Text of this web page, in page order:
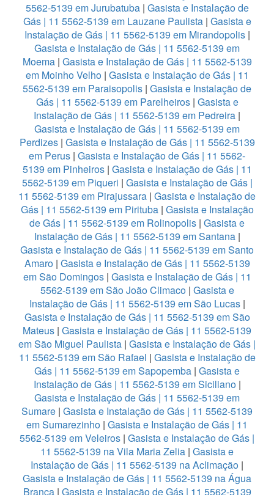
5562-5139 em Jurubatuba| Gasista e Instalação de
Gás | 11 5562-5139 em Lauzane Paulista | Gasista e
Instalação de Gás | 11 5562-5139 em Mirandopolis|
Gasista e Instalação de Gás | 11 5562-5139 em
Moema| Gasista e Instalação de Gás | 11 5562-5139
em Moinho Velho | Gasista e Instalação de Gás | 11
5562-5139 em Paraisopolis | Gasista e Instalação de
Gás | 11 5562-5139 em Parelheiros| Gasista e
Instalação de Gás | 11 5562-5139 em Pedreira |
Gasista e Instalação de Gás | 11 5562-5139 em
Perdizes| Gasista e Instalação de Gás | 11 5562-5139
em Perus | Gasista e Instalação de Gás | 11 5562-
5139 em Pinheiros| Gasista e Instalação de Gás | 11
5562-5139 em Piqueri | Gasista e Instalação de Gás |
11 5562-5139 em Pirajussara | Gasista e Instalação de
Gás | 11 5562-5139 em Pirituba| Gasista e Instalação
de Gás | 11 5562-5139 em Rolinopolis | Gasista e
Instalação de Gás | 11 5562-5139 em Santana|
Gasista e Instalação de Gás | 11 5562-5139 em Santo
Amaro| Gasista e Instalação de Gás | 11 5562-5139
em São Domingos| Gasista e Instalação de Gás | 11
5562-5139 em São João Climaco| Gasista e
Instalação de Gás | 11 5562-5139 em São Lucas|
Gasista e Instalação de Gás | 11 5562-5139 em São
Mateus | Gasista e Instalação de Gás | 11 5562-5139
em São Miguel Paulista | Gasista e Instalação de Gás |
11 5562-5139 em São Rafael | Gasista e Instalação de
Gás | 11 5562-5139 em Sapopemba | Gasista e
Instalação de Gás | 11 5562-5139 em Siciliano|
Gasista e Instalação de Gás | 11 5562-5139 em
Sumare | Gasista e Instalação de Gás | 11 5562-5139
em Sumarezinho | Gasista e Instalação de Gás | 11
5562-5139 em Veleiros | Gasista e Instalação de Gás |
11 5562-5139 na Vila Maria Zelia | Gasista e
Instalação de Gás | 11 5562-5139 na Aclimação |
Gasista e Instalação de Gás | 11 5562-5139 na Água
Branca| Gasista e Instalação de Gás | 11 5562-5139